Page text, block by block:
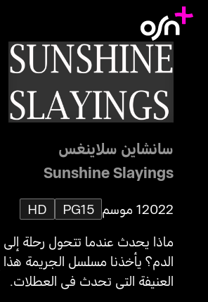
سانشاين سلاينغس
Sunshine Slayings
20221 موسم PG15
HD
ماذا يحدث عندما تتحول رحلة
الدم؟ يأخذنا مسلسل الجريمة هذا
العنيفة التي تحدث في العطلات.